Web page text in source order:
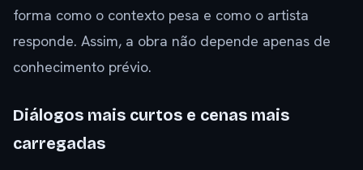
forma como o contexto pesa e como o artista
responde. Assim, a obra não depende apenas de
conhecimento prévio.
Diálogos mais curtos e cenas mais
carregadas